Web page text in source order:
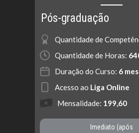
Pós-graduação
Quantidade de
Quantidade de Horas:
Duração do Curso: 6
Acesso ao Liga Online
Mensalidade: 199,60
Imediato (após